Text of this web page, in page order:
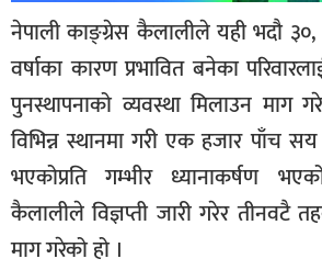
नेपाली काङ्ग्रेस कैलालीले यही भदौ
वर्षाका कारण प्रभावित बनेका
पुनस्थापनाको व्यवस्था मिलाउन माग
विभिन्न स्थानमा गरी एक हजार पाँच सय
भएकोप्रति गम्भीर ध्यानाकर्षण
कैलालीले विज्ञप्ती जारी गरेर तीनवटै
माग गरेको हो ।